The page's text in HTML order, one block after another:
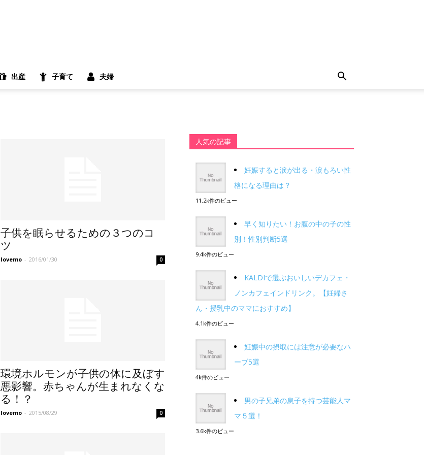
出産 子育て 夫婦
子供を眠らせるための３つのコ
ツ
lovemo - 2016/01/30 0
環境ホルモンが子供の体に及ぼす
悪影響。赤ちゃんが生まれなくな
る！？
lovemo - 2015/08/29 0
人気の記事
妊娠すると涙が出る・涙もろい性
格になる理由は？
11.2k件のビュー
早く知りたい！お腹の中の子の性
別！性別判断5選
9.4k件のビュー
KALDIで選ぶおいしいデカフェ・
ノンカフェインドリンク。【妊婦さ
ん・授乳中のママにおすすめ】
4.1k件のビュー
妊娠中の摂取には注意が必要なハ
ーブ5選
4k件のビュー
男の子兄弟の息子を持つ芸能人マ
マ５選！
3.6k件のビュー